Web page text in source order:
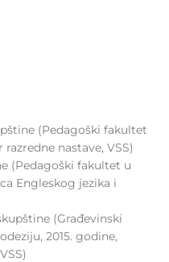
(Pedagoški fakultet
nastave, VSS)
(Pedagoški fakultet u
Engleskog jezika i
(Građevinski
2015. godine,